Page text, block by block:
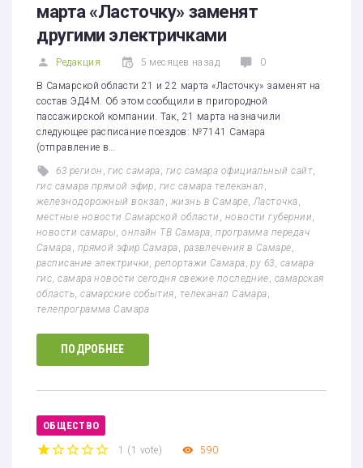
марта «Ласточку» заменят
другими электричками
Редакция 5 месяцев назад 0
В Самарской области 21 и 22 марта «Ласточку» заменят на
состав ЭД4М. Об этом сообщили в пригородной
пассажирской компании. Так, 21 марта назначили
следующее расписание поездов: №7141 Самара
(отправление в…
63 регион ,гис самара, гис самара официальный сайт,
гис самара прямой эфир, гис самара телеканал ,
железнодорожный вокзал , жизнь в Самаре,Ласточка,
местные новости Самарской области , новости губернии,
новости самары,онлайн ТВ Самара,программа передач
Самара, прямой эфир Самара, развлечения в Самаре,
расписание электрички,репортажи Самара,ру 63, самара
гис,самара новости сегодня свежие последние, самарская
область,самарские события, телеканал Самара,
телепрограмма Самара
ПОДРОБНЕЕ
ОБЩЕСТВО
1 ( 1 vote) 590